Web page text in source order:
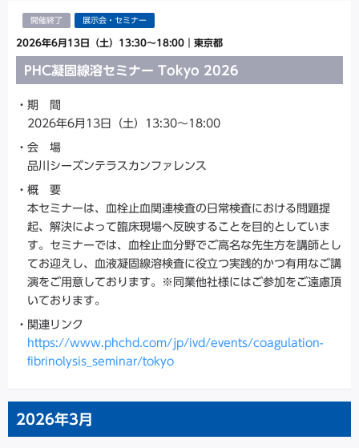
開催終了 展示会・セミナー
2026年6月13日（土）13:30～18:00 東京都
PHC凝固線溶セミナー Tokyo 2026
期 間
2026年6月13日（土）13:30～18:00
会 場
品川シーズンテラスカンファレンス
概 要
本セミナーは、血栓止血関連検査の日常検査における問題提
起、解決によって臨床現場へ反映することを目的としていま
す。セミナーでは、血栓止血分野でご高名な先生方を講師とし
てお迎えし、血液凝固線溶検査に役立つ実践的かつ有用なご講
演をご用意しております。※同業他社様にはご参加をご遠慮頂
いております。
関連リンク
https://www.phchd.com/jp/ivd/events/coagulation-
fibrinolysis_seminar/tokyo
2026年3月